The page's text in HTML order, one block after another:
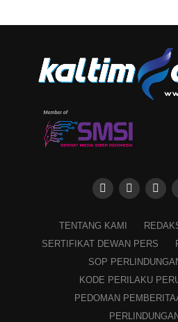
TENTANG KAMI
SERTIFIKAT DEWAN PERS
SOP
KODE PERILAKU
PEDOMAN